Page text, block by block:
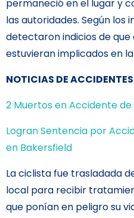
permaneció en el lugar y
las autoridades. Según los
detectaron indicios de que
estuvieran implicados en
NOTICIAS DE
2 Muertos en Accidente
Logran Sentencia por
en Bakersfield
La ciclista fue trasladada
local para recibir
que ponían en peligro su